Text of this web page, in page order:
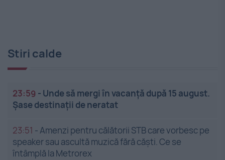
Stiri calde
23:59 - Unde să mergi în vacanță după 15 august.
Șase destinații de neratat
23:51 -Amenzi pentru călătorii STB care vorbesc pe
speaker sau ascultă muzică fără căști. Ce se
întâmplă la Metrorex